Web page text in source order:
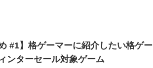
#1】格ゲーマーに紹介したい格ゲー
ンターセール対象ゲーム